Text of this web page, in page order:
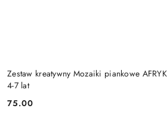
Zestaw kreatywny Mozaiki piankowe
4-7 lat
Cena:
75.00